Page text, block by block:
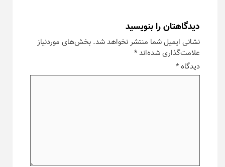
دیدگاهتان را بنویسید
نشانی ایمیل شما منتشر نخواهد شد. بخش‌های موردنیاز
علامت‌گذاری شده‌اند*
دیدگاه*